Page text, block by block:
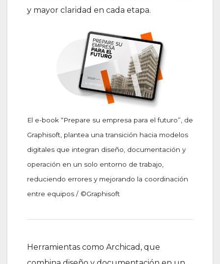
y mayor claridad en cada etapa.
El e-book “Prepare su empresa para el futuro”, de
Graphisoft, plantea una transición hacia modelos
digitales que integran diseño, documentación y
operación en un solo entorno de trabajo,
reduciendo errores y mejorando la coordinación
entre equipos / ©Graphisoft
Herramientas como Archicad, que